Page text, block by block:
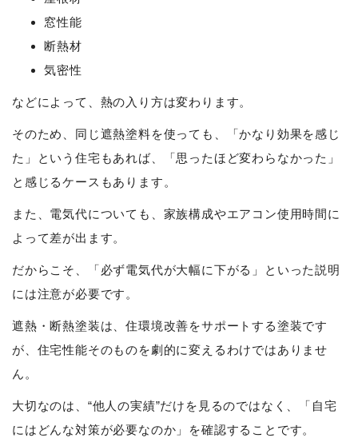
窓性能
断熱材
気密性
などによって、熱の入り方は変わります。
そのため、同じ遮熱塗料を使っても、「かなり効果を感じ
た」という住宅もあれば、「思ったほど変わらなかった」
と感じるケースもあります。
また、電気代についても、家族構成やエアコン使用時間に
よって差が出ます。
だからこそ、「必ず電気代が大幅に下がる」といった説明
には注意が必要です。
遮熱・断熱塗装は、住環境改善をサポートする塗装です
が、住宅性能そのものを劇的に変えるわけではありませ
ん。
大切なのは、“他人の実績”だけを見るのではなく、「自宅
にはどんな対策が必要なのか」を確認することです。